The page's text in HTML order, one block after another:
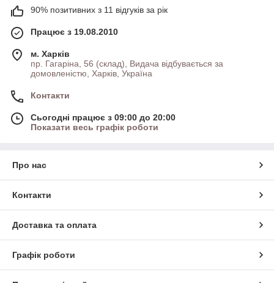
90% позитивних з 11 відгуків за рік
Працює з 19.08.2010
м. Харків
пр. Гагаріна, 56 (склад), Видача відбувається за
домовленістю, Харків, Україна
Контакти
Сьогодні працює з 09:00 до 20:00
Показати весь графік роботи
Про нас
Контакти
Доставка та оплата
Графік роботи